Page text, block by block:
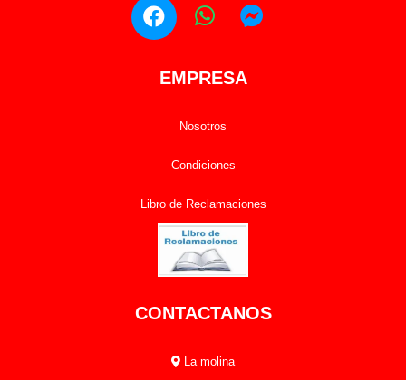
EMPRESA
Nosotros
Condiciones
Libro de Reclamaciones
CONTACTANOS
La molina